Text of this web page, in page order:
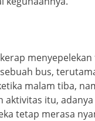
bus,
malam tiba,
aktivitas itu,
tetap merasa